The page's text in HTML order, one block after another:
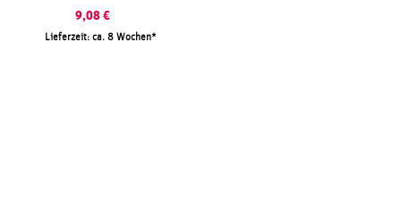
9,08 €
Lieferzeit: ca. 8 Wochen